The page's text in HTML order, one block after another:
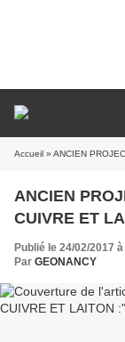
Accueil » ANCIEN
ANCIEN
CUIVRE ET
Publié le 24/02/2017
Par GEONANCY